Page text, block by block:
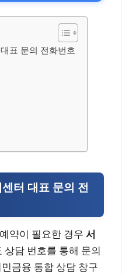
표 문의 전화번호
터 대표 문의 전
약이 필요한 경우 서
상담 번호를 통해 문의
금융 통합 상담 창구